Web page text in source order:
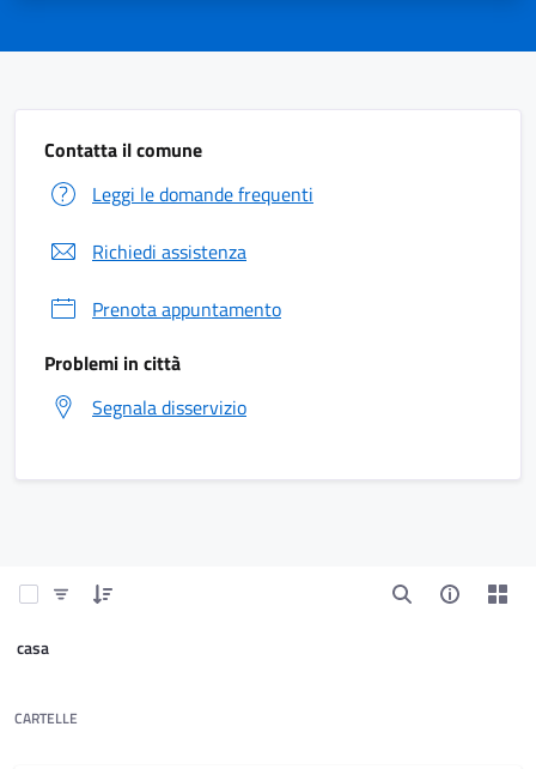
Contatta il comune
Leggi le domande frequenti
Richiedi assistenza
Prenota appuntamento
Problemi in città
Segnala disservizio
casa
CARTELLE